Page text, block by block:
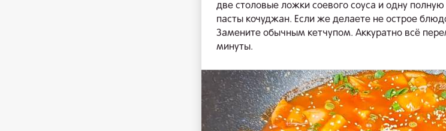
две столовые ложки соевого соуса и одну
пасты кочуджан. Если же делаете не острое
Замените обычным кетчупом. Аккуратно всё
минуты.